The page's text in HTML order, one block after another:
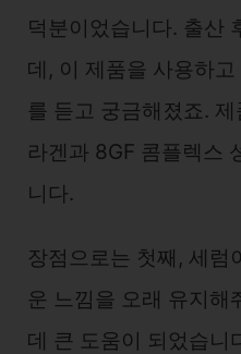
덕분이었습니다. 출산
데, 이 제품을 사용하
를 듣고 궁금해졌죠.
라겐과 8GF 콤플렉스
니다.
장점으로는 첫째, 세럼
운 느낌을 오래 유지해
데 큰 도움이 되었습니